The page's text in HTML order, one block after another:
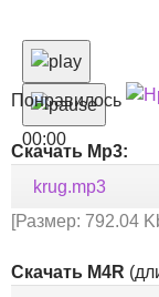
00:00
Понравилось
Скачать Mp3:
krug.mp3
[Размер: 792.04
Скачать M4R